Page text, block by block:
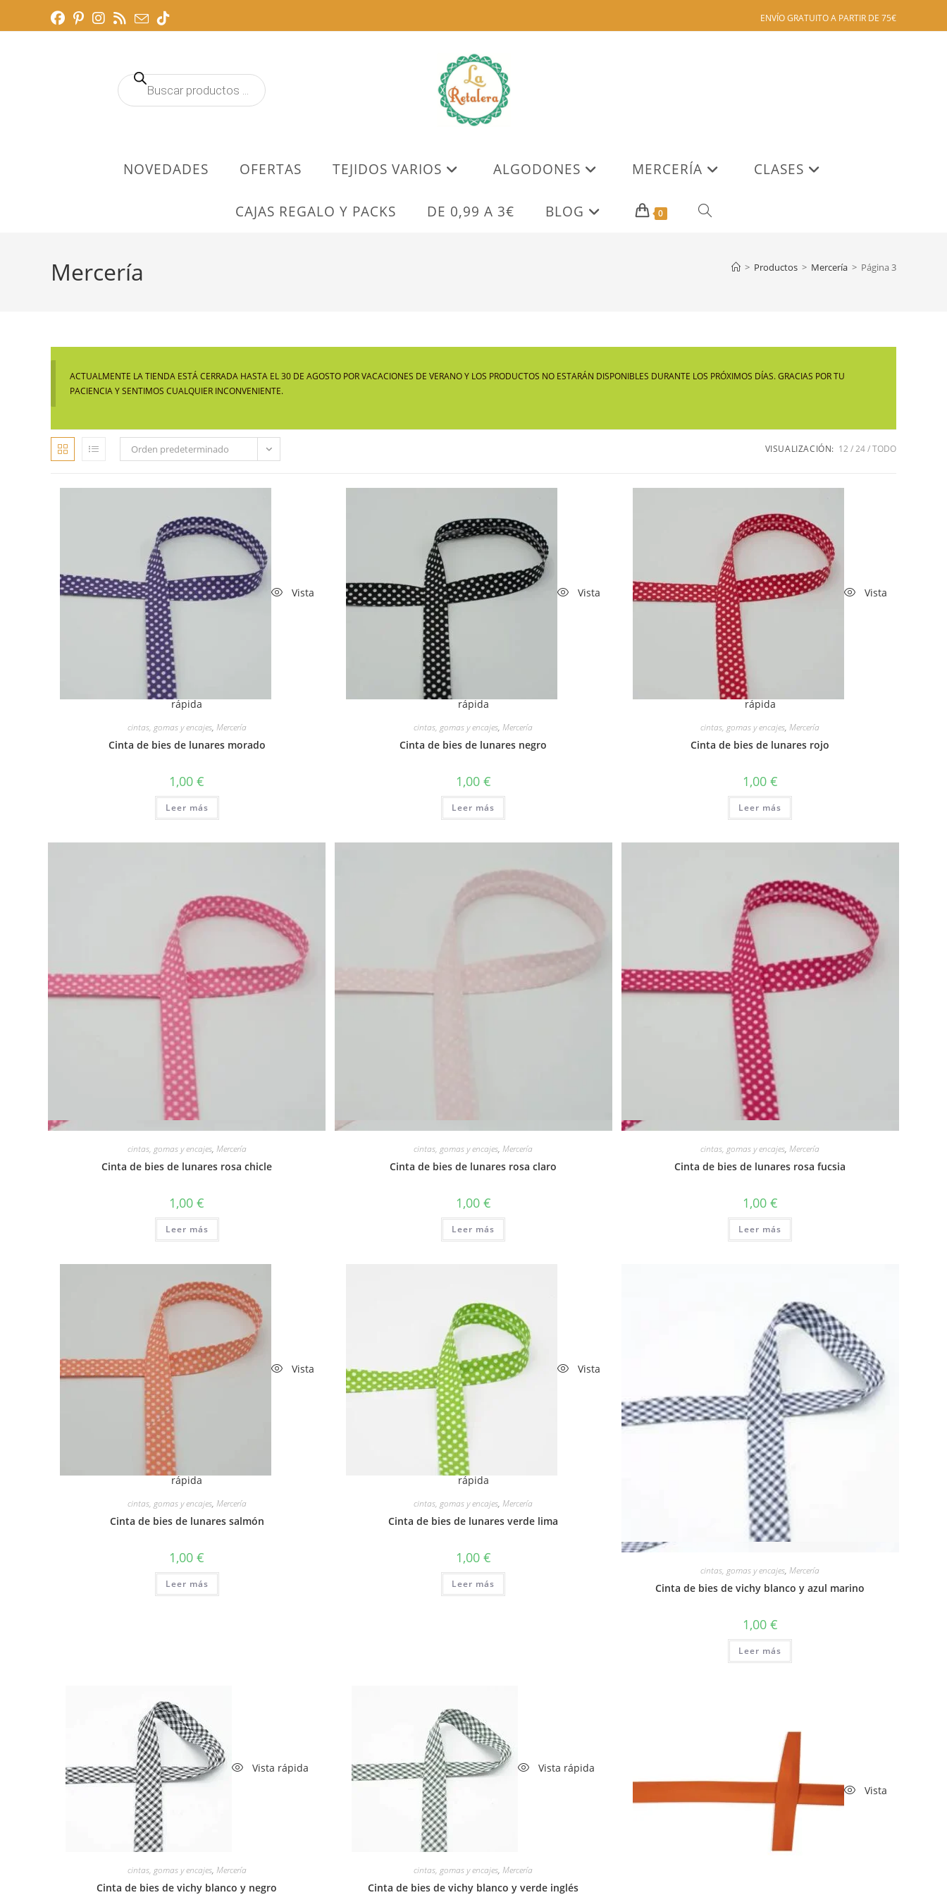
ENVÍO GRATUITO A PARTIR DE 75€
Búsqueda
de
NOVEDADES OFERTAS TEJIDOS VARIOS ALGODONES MERCERÍA CLASES
CAJAS REGALO Y PACKS DE 0,99 A 3€ BLOG 0 ALTERNAR
WEB
Mercería > Productos > Mercería > Página 3
ACTUALMENTE LA TIENDA ESTÁ CERRADA HASTA EL 30 DE AGOSTO POR VACACIONES DE VERANO Y LOS PRODUCTOS NO ESTARÁN DISPONIBLES DURANTE LOS PRÓXIMOS DÍAS. GRACIAS POR TU
PACIENCIA Y SENTIMOS CUALQUIER INCONVENIENTE.
Orden predeterminado VISUALIZACIÓN: 12 24 TODO
Vista
rápida
cintas, gomas y encajes, Mercería
Cinta de bies de lunares morado
1,00€
Leer más
Vista
rápida
cintas, gomas y encajes,Mercería
Cinta de bies de lunares negro
1,00 €
Leer más
Vista
rápida
cintas, gomas y encajes,Mercería
Cinta de bies de lunares rojo
1,00 €
Leer más
cintas, gomas y encajes, Mercería
Cinta de bies de lunares rosa chicle
1,00€
Leer más
cintas, gomas y encajes,Mercería
Cinta de bies de lunares rosa claro
1,00 €
Leer más
cintas, gomas y encajes,Mercería
Cinta de bies de lunares rosa fucsia
1,00 €
Leer más
Vista
rápida
cintas, gomas y encajes, Mercería
Cinta de bies de lunares salmón
1,00€
Leer más
Vista
rápida
cintas, gomas y encajes,Mercería
Cinta de bies de lunares verde lima
1,00 €
Leer más
cintas, gomas y encajes,Mercería
Cinta de bies de vichy blanco y azul marino
1,00 €
Leer más
Vista rápida
cintas, gomas y encajes, Mercería
Cinta de bies de vichy blanco y negro
Vista rápida
cintas, gomas y encajes,Mercería
Cinta de bies de vichy blanco y verde inglés
Vista